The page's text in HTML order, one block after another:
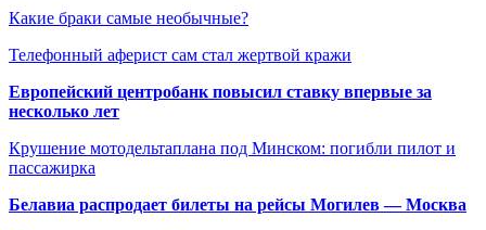
Какие браки самые необычные?
Телефонный аферист сам стал жертвой кражи
Европейский центробанк повысил ставку впервые за
несколько лет
Крушение мотодельтаплана под Минском: погибли пилот и
пассажирка
Белавиа распродает билеты на рейсы Могилев — Москва